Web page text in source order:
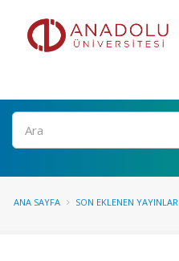
Ara
ANA SAYFA SON EKLENEN YAYINLAR